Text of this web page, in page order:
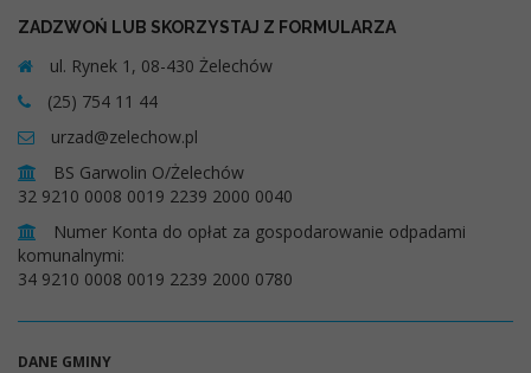
ZADZWOŃ LUB SKORZYSTAJ Z FORMULARZA
ul. Rynek 1, 08-430 Żelechów
(25) 754 11 44
urzad@zelechow.pl
BS Garwolin O/Żelechów
32 9210 0008 0019 2239 2000 0040
Numer Konta do opłat za gospodarowanie odpadami
komunalnymi:
34 9210 0008 0019 2239 2000 0780
DANE GMINY